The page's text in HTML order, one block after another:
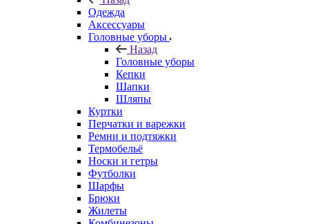
Одежда
Аксессуары
Головные уборы
Назад
Головные уборы
Кепки
Шапки
Шляпы
Куртки
Перчатки и варежки
Ремни и подтяжки
Термобельё
Носки и гетры
Футболки
Шарфы
Брюки
Жилеты